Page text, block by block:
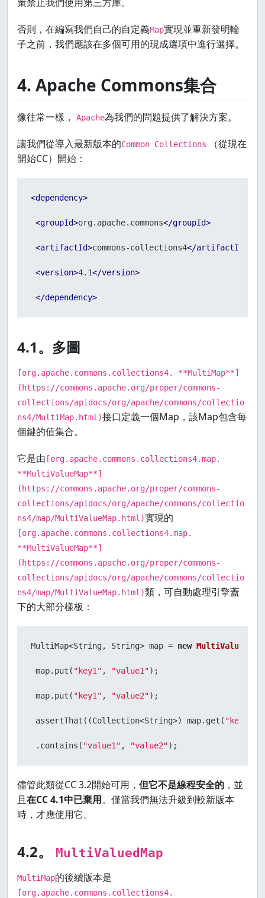
否則，在編寫我們自己的自定義Map實現並重新發明輪
子之前，我們應該在多個可用的現成選項中進行選擇。
4. Apache Commons集合
像往常一樣， Apache為我們的問題提供了解決方案。
讓我們從導入最新版本的Common Collections
（從現在
開始CC）開始：
<dependency>
<groupId>org.apache.commons</groupId>
<artifactId>commons-collections4</artifactId
<version>4.1</version>
</dependency>
4.1。多圖
[org.apache.commons.collections4. **MultiMap**]
(https://commons.apache.org/proper/commons-
collections/apidocs/org/apache/commons/collectio
ns4/MultiMap.html)接口定義一個Map，該Map包含每
個鍵的值集合。
它是由 [org.apache.commons.collections4.map.
**MultiValueMap**]
(https://commons.apache.org/proper/commons-
collections/apidocs/org/apache/commons/collectio
ns4/map/MultiValueMap.html)實現的
[org.apache.commons.collections4.map.
**MultiValueMap**]
(https://commons.apache.org/proper/commons-
collections/apidocs/org/apache/commons/collectio
ns4/map/MultiValueMap.html)類，可自動處理引擎蓋
下的大部分樣板：
MultiMap<String, String> map = new MultiValueMap
map.put( "key1" , "value1");
map.put( "key1" , "value2");
assertThat((Collection<String>) map.get( "key1"
.contains( "value1" , "value2"
儘管此類從CC 3.2開始可用， 但它不是線程安全的 ，並
且在CC 4.1中已棄用。僅當我們無法升級到較新版本
時，才應使用它。
4.2。 MultiValuedMap
MultiMap的後續版本是
[org.apache.commons.collections4.